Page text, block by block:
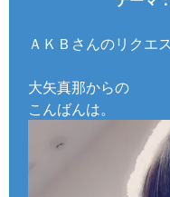
ＡＫＢさんのリクエ
大矢真那からの
こんばんは。